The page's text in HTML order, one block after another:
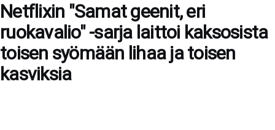
Netflixin "Samat geenit, eri
ruokavalio" -sarja laittoi kaksosista
toisen syömään lihaa ja toisen
kasviksia